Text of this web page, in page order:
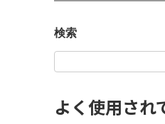
検索
よく使用され